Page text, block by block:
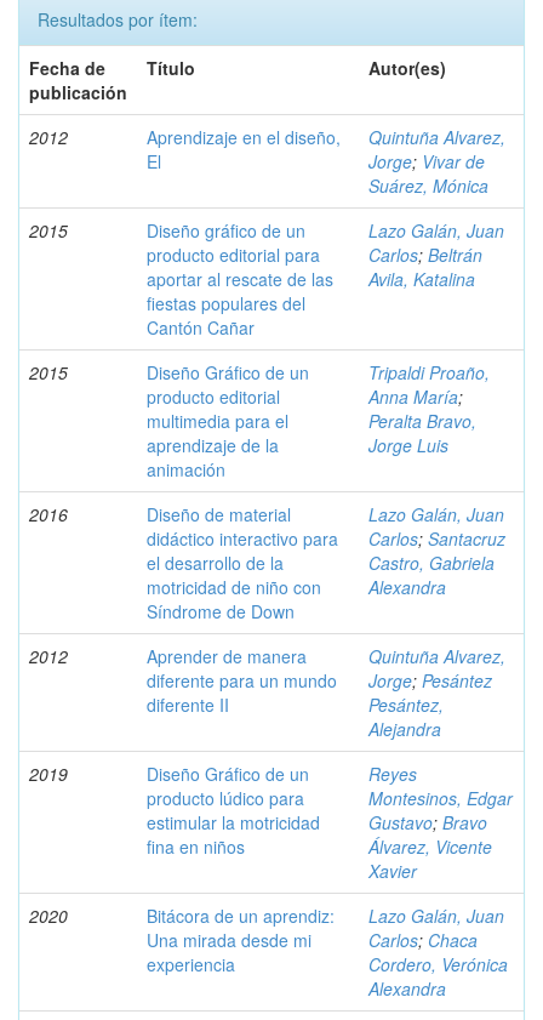
Resultados por ítem:
Fecha de
publicación
Título Autor(es)
2012
Aprendizaje en el diseño,
El
Quintuña Alvarez,
Jorge; Vivar de
Suárez, Mónica
2015
Diseño gráfico de un
producto editorial para
aportar al rescate de las
fiestas populares del
Cantón Cañar
Lazo Galán, Juan
Carlos; Beltrán
Avila, Katalina
2015
Diseño Gráfico de un
producto editorial
multimedia para el
aprendizaje de la
animación
Tripaldi Proaño,
Anna María;
Peralta Bravo,
Jorge Luis
2016
Diseño de material
didáctico interactivo para
el desarrollo de la
motricidad de niño con
Síndrome de Down
Lazo Galán, Juan
Carlos; Santacruz
Castro, Gabriela
Alexandra
2012
Aprender de manera
diferente para un mundo
diferente II
Quintuña Alvarez,
Jorge; Pesántez
Pesántez,
Alejandra
2019
Diseño Gráfico de un
producto lúdico para
estimular la motricidad
fina en niños
Reyes
Montesinos, Edgar
Gustavo; Bravo
Álvarez, Vicente
Xavier
2020
Bitácora de un aprendiz:
Una mirada desde mi
experiencia
Lazo Galán, Juan
Carlos; Chaca
Cordero, Verónica
Alexandra